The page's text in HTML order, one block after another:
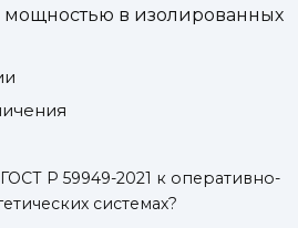
в изолированных
Р 59949-2021 к оперативно-
системах?